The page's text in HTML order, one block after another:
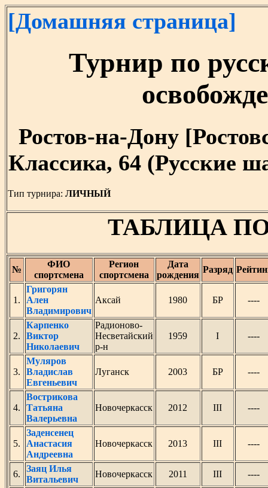
[Домашняя страница]
Турнир по
Ростов-на-Дону
Классика, 64 (Русские
Тип турнира: ЛИЧНЫЙ
ТАБЛИЦА
№
ФИО
спортсмена
Регион
спортсмена
Дата
рождения
Разряд
1.
Григорян
Ален
Владимирович
Аксай 1980 БР ----
2.
Карпенко
Виктор
Николаевич
Радионово-
Несветайский
р-н
1959 I ----
3.
Муляров
Владислав
Евгеньевич
Луганск 2003 БР ----
4.
Вострикова
Татьяна
Валерьевна
Новочеркасск 2012 III ----
5.
Заденсенец
Анастасия
Андреевна
Новочеркасск 2013 III ----
6.
Заяц Илья
Витальевич
Новочеркасск 2011 III ----